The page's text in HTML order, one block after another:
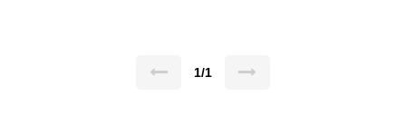
GARE ACCESSIBLES A PIED, UN BIEN RARE SUR LE
1/1